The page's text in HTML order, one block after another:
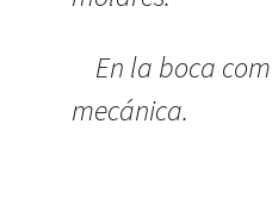
En la boca
mecánica.